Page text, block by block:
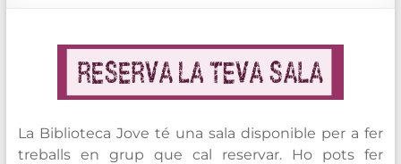
La Biblioteca Jove té una sala disponible per a fer
treballs en grup que cal reservar. Ho pots fer